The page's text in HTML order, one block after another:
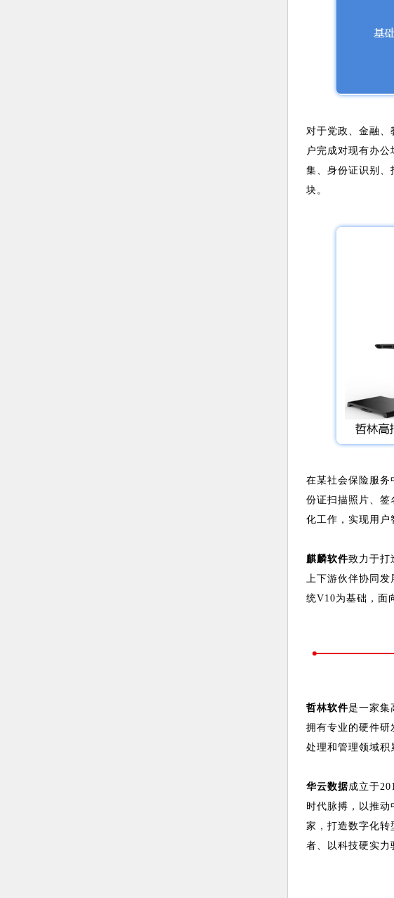
对于党政、金融、
户完成对现有办
集、身份证识别、
块。
在某社会保险服务
份证扫描照片、签
化工作，实现用户
麒麟软件致力于打
上下游伙伴协同发
统V10为基础，面
哲林软件是一家集
拥有专业的硬件研
处理和管理领域积
华云数据成立于
时代脉搏，以推
家，打造数字化转
者、以科技硬实力